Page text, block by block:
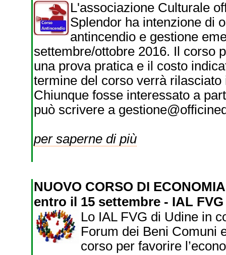
L'associazione Culturale
Splendor ha intenzione di
antincendio e gestione
settembre/ottobre 2016. Il corso
una prova pratica e il costo
termine del corso verrà
Chiunque fosse interessato a
può scrivere a
per saperne di più
NUOVO CORSO DI
entro il 15 settembre - IAL
Lo IAL FVG di Udine in
Forum dei Beni Comuni
corso per favorire